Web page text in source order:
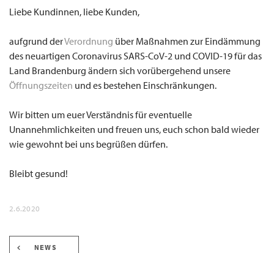
Liebe Kundinnen, liebe Kunden,
aufgrund derVerordnung über Maßnahmen zur Eindämmung
des neuartigen Coronavirus SARS-CoV-2 und COVID-19 für das
Land Brandenburg ändern sich vorübergehend unsere
Öffnungszeiten und es bestehen Einschränkungen.
Wir bitten um euer Verständnis für eventuelle
Unannehmlichkeiten und freuen uns, euch schon bald wieder
wie gewohnt bei uns begrüßen dürfen.
Bleibt gesund!
2.6.2020
NEWS